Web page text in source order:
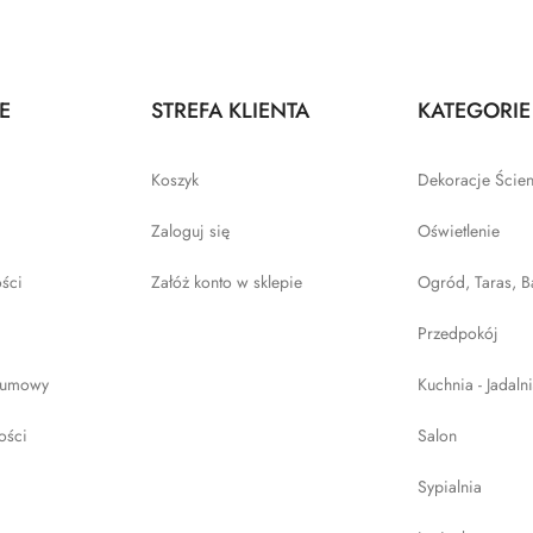
STREFA KLIENTA
Koszyk
Zaloguj się
Załóż konto w sklepie
KATEGORIE
Dekoracje
Oświetlenie
Ogród, Taras,
Przedpokój
Kuchnia -
Salon
Sypialnia